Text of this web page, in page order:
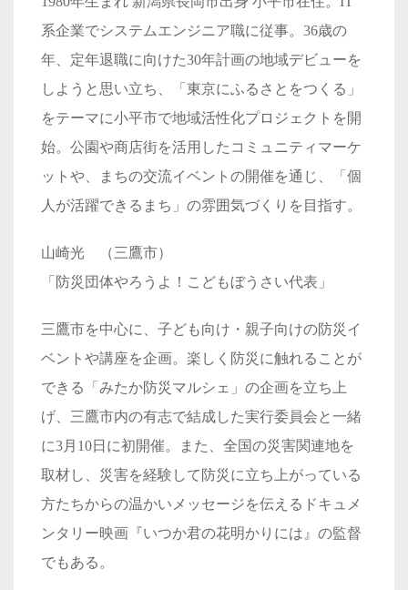
系企業でシステムエンジニア職に従事。36歳の
年、定年退職に向けた30年計画の地域デビューを
しようと思い立ち、「東京にふるさとをつくる」
をテーマに小平市で地域活性化プロジェクトを開
始。公園や商店街を活用したコミュニティマーケ
ットや、まちの交流イベントの開催を通じ、「個
人が活躍できるまち」の雰囲気づくりを目指す。
山崎光 （三鷹市）
「防災団体やろうよ！こどもぼうさい代表」
三鷹市を中心に、子ども向け・親子向けの防災イ
ベントや講座を企画。楽しく防災に触れることが
できる「みたか防災マルシェ」の企画を立ち上
げ、三鷹市内の有志で結成した実行委員会と一緒
に3月10日に初開催。また、全国の災害関連地を
取材し、災害を経験して防災に立ち上がっている
方たちからの温かいメッセージを伝えるドキュメ
ンタリー映画『いつか君の花明かりには』の監督
でもある。